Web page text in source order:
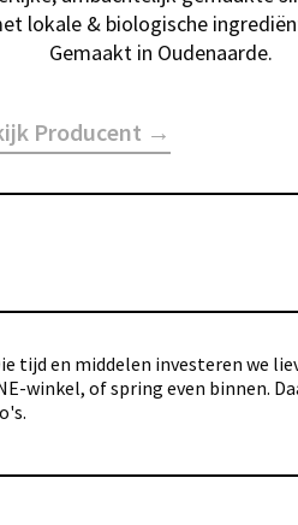
lokale & biologische
Gemaakt in Oudenaarde.
Producent →
tijd en middelen investeren we
winkel, of spring even binnen.